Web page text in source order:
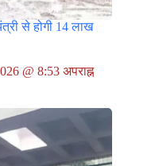
से होगी 14 लाख
@ 8:53 अपराह्न